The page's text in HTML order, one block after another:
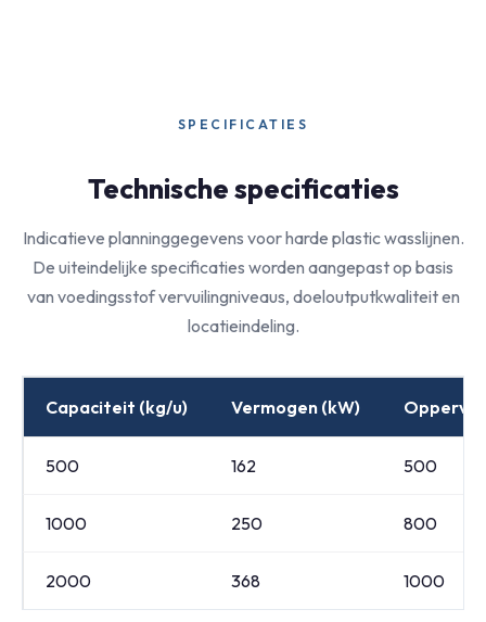
SPECIFICATIES
Technische specificaties
Indicatieve planninggegevens voor harde plastic wasslijnen.
De uiteindelijke specificaties worden aangepast op basis
van voedingsstof vervuilingniveaus, doeloutputkwaliteit en
locatieindeling.
Capaciteit (kg/u) Vermogen (kW)
500 162 500
1000 250 800
2000 368 1000